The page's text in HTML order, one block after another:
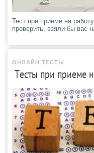
Тест при приеме на
проверить, взяли бы вас
ОНЛАЙН ТЕСТЫ
Тесты при приеме